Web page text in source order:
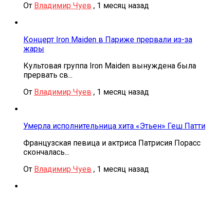
От Владимир Чуев , 1 месяц назад
Концерт Iron Maiden в Париже прервали из-за
жары
Культовая группа Iron Maiden вынуждена была
прервать св...
От Владимир Чуев , 1 месяц назад
Умерла исполнительница хита «Этьен» Геш Патти
Французская певица и актриса Патрисия Порасс
скончалась...
От Владимир Чуев , 1 месяц назад